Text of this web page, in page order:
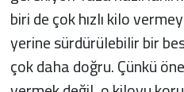
biri de çok hızlı kilo
yerine sürdürülebilir bir
çok daha doğru. Çünkü